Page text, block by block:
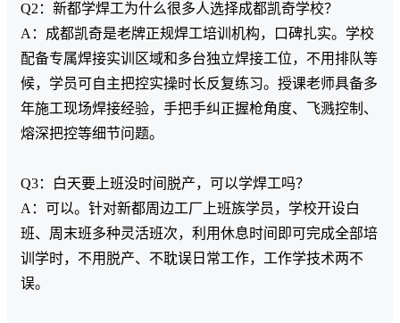
Q2：新都学焊工为什么很多人选择成都凯奇学校？
A：成都凯奇是老牌正规焊工培训机构，口碑扎实。学校
配备专属焊接实训区域和多台独立焊接工位，不用排队等
候，学员可自主把控实操时长反复练习。授课老师具备多
年施工现场焊接经验，手把手纠正握枪角度、飞溅控制、
熔深把控等细节问题。
Q3：白天要上班没时间脱产，可以学焊工吗？
A：可以。针对新都周边工厂上班族学员，学校开设白
班、周末班多种灵活班次，利用休息时间即可完成全部培
训学时，不用脱产、不耽误日常工作，工作学技术两不
误。